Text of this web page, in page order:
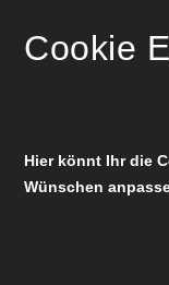
Cookie
Hier könnt Ihr die
Wünschen